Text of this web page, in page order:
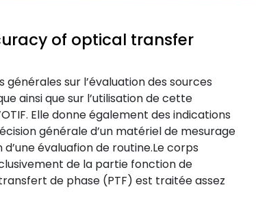
of optical transfer
sur l’évaluation des sources
ainsi que sur l’utilisation de cette
Elle donne également des indications
générale d’un matériel de mesurage
évaluafion de routine.Le corps
de la partie fonction de
de phase (PTF) est traitée assez